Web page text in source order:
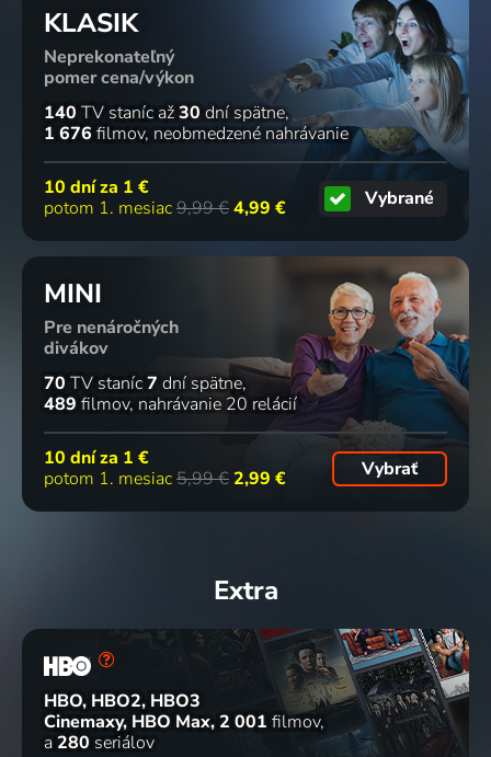
KLASIK
Neprekonateľný
pomer cena/výkon
140 TV staníc až30 dní spätne
1 676 filmov neobmedzené nahrávanie
10 dní za 1 €
potom 1. mesiac9,99 €4,99 € Vybrané
MINI
Pre nenáročných
divákov
70 TV staníc7 dní spätne
489 filmov nahrávanie 20 relácií
10 dní za 1 €
potom 1. mesiac5,99 € 2,99 € Vybrať
Extra
HBO, HBO2, HBO3
Cinemaxy, HBO Max 2 001 filmov
a 280 seriálov